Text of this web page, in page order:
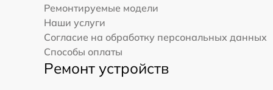
Ремонтируемые модели
Наши услуги
Согласие на обработку персональных данных
Способы оплаты
Ремонт устройств